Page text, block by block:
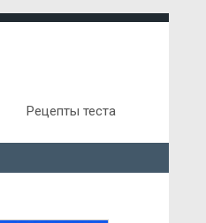
Рецепты теста